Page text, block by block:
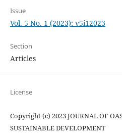
Issue
Vol. 5 No. 1 (2023): v5i12023
Section
Articles
License
Copyright (c) 2023 JOURNAL OF
SUSTAINABLE DEVELOPMENT